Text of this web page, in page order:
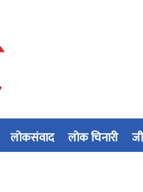
लोकसंवाद लोक चिनारी